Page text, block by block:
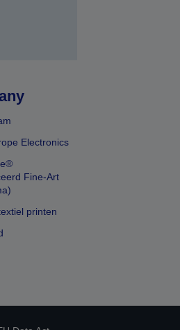
Electronics
Fine-Art
printen